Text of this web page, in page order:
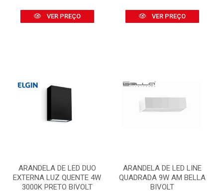
VER PREÇO VER PREÇO
ARANDELA DE LED DUO
EXTERNA LUZ QUENTE 4W
3000K PRETO BIVOLT
ARANDELA DE LED LINE
QUADRADA 9W AM BELLA
BIVOLT